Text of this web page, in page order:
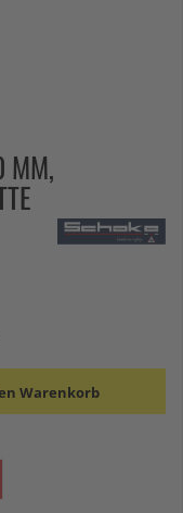
MM,
Warenkorb